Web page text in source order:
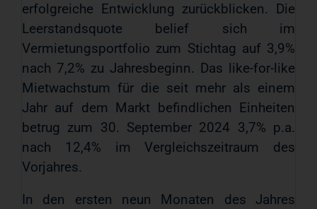
erfolgreiche Entwicklung zurückblicken. Die
Leerstandsquote belief sich im
Vermietungsportfolio zum Stichtag auf 3,9%
nach 7,2% zu Jahresbeginn. Das like-for-like
Mietwachstum für die seit mehr als einem
Jahr auf dem Markt befindlichen Einheiten
betrug zum 30. September 2024 3,7% p.a.
nach 12,4% im Vergleichszeitraum des
Vorjahres.
In den ersten neun Monaten des Jahres